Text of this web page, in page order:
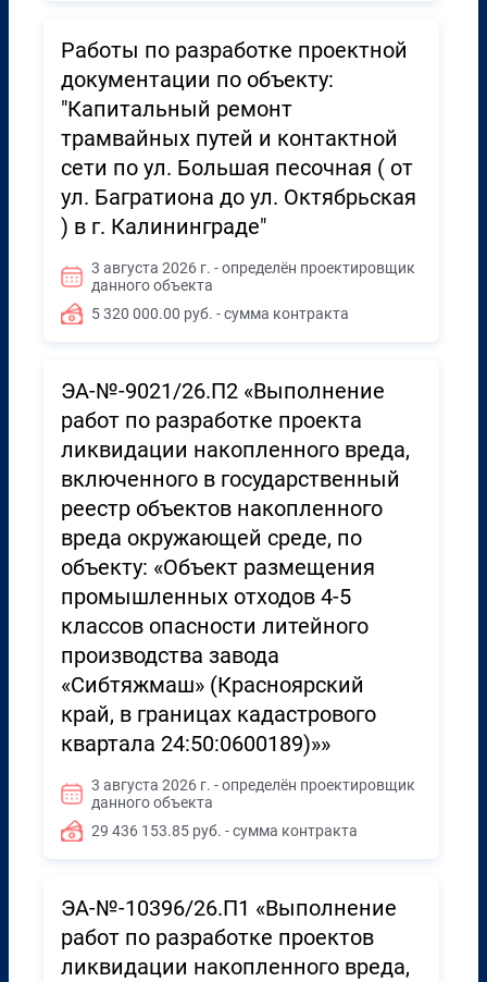
Работы по разработке проектной
документации по объекту:
"Капитальный ремонт
трамвайных путей и контактной
сети по ул. Большая песочная ( от
ул. Багратиона до ул. Октябрьская
) в г. Калининграде"
3 августа 2026 г. - определён проектировщик
данного объекта
5 320 000.00 руб. - сумма контракта
ЭА-№-9021/26.П2 «Выполнение
работ по разработке проекта
ликвидации накопленного вреда,
включенного в государственный
реестр объектов накопленного
вреда окружающей среде, по
объекту: «Объект размещения
промышленных отходов 4-5
классов опасности литейного
производства завода
«Сибтяжмаш» (Красноярский
край, в границах кадастрового
квартала 24:50:0600189)»»
3 августа 2026 г. - определён проектировщик
данного объекта
29 436 153.85 руб. - сумма контракта
ЭА-№-10396/26.П1 «Выполнение
работ по разработке проектов
ликвидации накопленного вреда,